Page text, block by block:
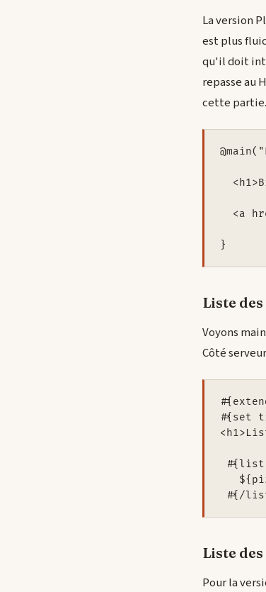
La version
est plus
qu'il doit
repasse au
cette
<a
Liste
Voyons
Côté
#{set
#{list
#{/
Liste
Pour la